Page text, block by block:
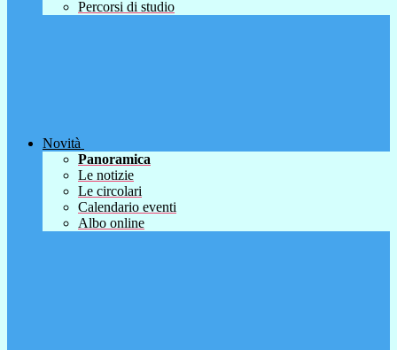
Percorsi di studio
Novità
Panoramica
Le notizie
Le circolari
Calendario eventi
Albo online